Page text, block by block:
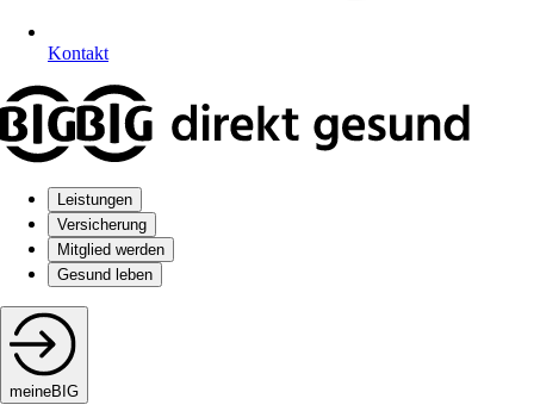
Kontakt
Leistungen
Versicherung
Mitglied werden
Gesund leben
meineBIG